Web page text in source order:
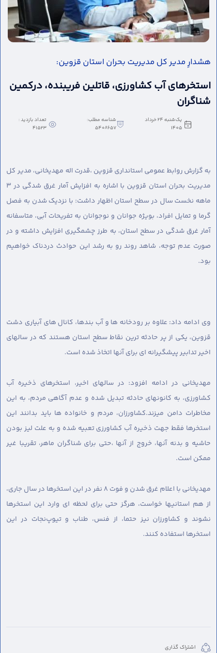
هشدارِ مدیر کل مدیریت بحران استان قزوین:
استخرهای آب کشاورزی، قاتلین فریبنده، درکمین
شناگران
یک‌شنبه 24 خرداد
1405
شناسه مطلب:
5408657
تعداد بازدید :
41523
به گزارش روابط عمومی استانداری قزوین ،قدرت اله مهدیخانی، مدیر کل
مدیریت بحران استان قزوین با اشاره به افزایش آمار غرق شدگی در ۳
ماهه نخست سال در سطح استان اظهار داشت: با نزدیک شدن به فصل
گرما و تمایل افراد، بویژه جوانان و نوجوانان به تفریحات آبی، متاسفانه
آمار غرق شدگی در سطح استان، به طرز چشمگیری افزایش داشته و در
صورت عدم توجه، شاهد روند رو به رشد این حوادث دردناک خواهیم
بود.
وی ادامه داد: علاوه بر رودخانه ها و آب بندها، کانال های آبیاری دشت
قزوین، یکی از پر حادثه ترین نقاط سطح استان هستند که در سالهای
اخیر تدابیر پیشگیرانه ای برای آنها اتخاذ شده است.
مهدیخانی در ادامه افزود: در سالهای اخیر، استخرهای ذخیره آب
کشاورزی، به کانونهای حادثه تبدیل شده و عدم آگاهی مردم، به این
مخاطرات دامن میزند.کشاورزان، مردم و خانواده ها باید بدانند این
استخرها فقط جهت ذخیره آب کشاورزی تعبیه شده و به علت لیز بودن
حاشیه و بدنه آنها، خروج از آنها ،حتی برای شناگران ماهر، تقریبا غیر
ممکن است.
مهدیخانی با اعلام غرق شدن و‌ فوت ۸ نفر در این استخرها در سال جاری،
از هم استانیها خواست، هرگز حتی برای لحظه ای وارد این استخرها
نشوند و کشاورزان نیز حتما، از فنس، طناب و تیوپ‌نجات در این
استخرها استفاده کنند.
اشتراک گذاری